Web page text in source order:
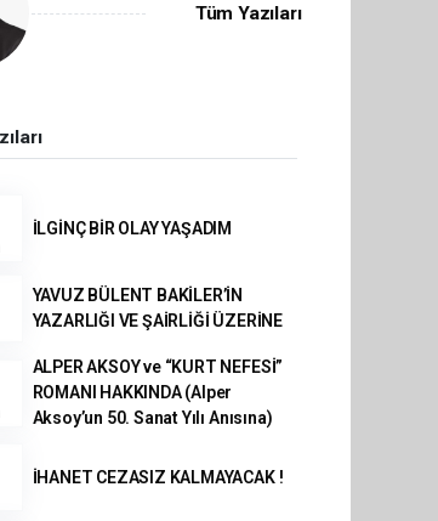
Tüm Yazıları
İLGİNÇ BİR OLAY YAŞADIM
YAVUZ BÜLENT BAKİLER’İN
YAZARLIĞI VE ŞAİRLİĞİ ÜZERİNE
ALPER AKSOY ve “KURT NEFESİ”
ROMANI HAKKINDA (Alper
Aksoy’un 50. Sanat Yılı Anısına)
İHANET CEZASIZ KALMAYACAK !